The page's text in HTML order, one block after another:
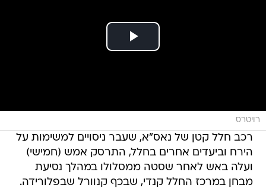
רויטרס
רכב חלל קטן של נאס"א, שעבר ניסויים למשימות על
הירח וביעדים אחרים בחלל, התרסק אמש (חמישי)
ועלה באש לאחר שסטה ממסלולו במהלך נסיעת
מבחן במרכז החלל קנדי, שבכף קנוורל שבפלורידה.